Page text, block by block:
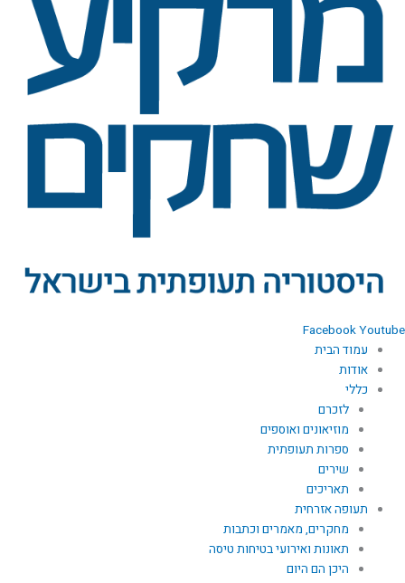
FacebookYoutube
עמוד הבית
אודות
כללי
לזכרם
מוזיאונים ואוספים
ספרות תעופתית
שירים
תאריכים
תעופה אזרחית
מחקרים, מאמרים וכתבות
תאונות ואירועי בטיחות טיסה
היכן הם היום